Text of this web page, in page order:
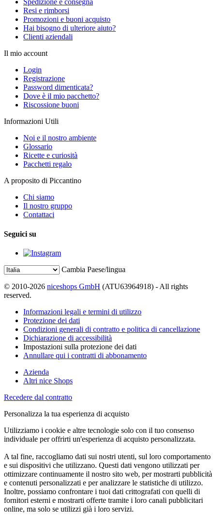
Spedizione e consegna
Resi e rimborsi
Promozioni e buoni acquisto
Hai bisogno di ulteriore aiuto?
Clienti aziendali
Il mio account
Login
Registrazione
Password dimenticata?
Dove è il mio pacchetto?
Riscossione buoni
Informazioni Utili
Noi e il nostro ambiente
Glossario
Ricette e curiosità
Pacchetti regalo
A proposito di Piccantino
Chi siamo
Il nostro gruppo
Contattaci
Seguici su
Cambia Paese/lingua
© 2010-2026 niceshops GmbH (ATU63964918) - All rights
reserved.
Informazioni legali e termini di utilizzo
Protezione dei dati
Condizioni generali di contratto e politica di cancellazione
Dichiarazione di accessibilità
Impostazioni sulla protezione dei dati
Annullare qui i contratti di abbonamento
Azienda
Altri nice Shops
Recedere dal contratto
Personalizza la tua esperienza di acquisto
Utilizziamo i cookie e altre tecnologie solo con il tuo consenso
individuale per offrirti un'esperienza di acquisto personalizzata.
A tal fine, raccogliamo dati sui nostri utenti, sul loro comportamento
e sui dispositivi che utilizzano. Questi dati vengono utilizzati per
ottimizzare continuamente il nostro sito web, per mostrarti pubblicità
e contenuti personalizzati e per analizzare le statistiche di utilizzo.
Inoltre, possiamo confrontare i tuoi dati crittografati con quelli di
fornitori esterni e mostrarti offerte tramite i loro canali pubblicitari
online, ma solo se utilizzi già i loro servizi.